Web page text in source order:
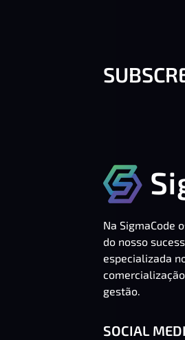
Na SigmaCode
do nosso
especializada
gestão.
SOCIAL